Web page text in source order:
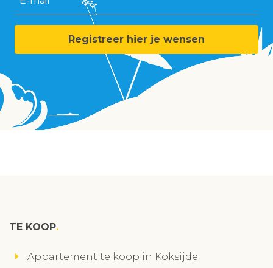
Registreer hier je wensen
TE KOOP
Appartement te koop in Koksijde